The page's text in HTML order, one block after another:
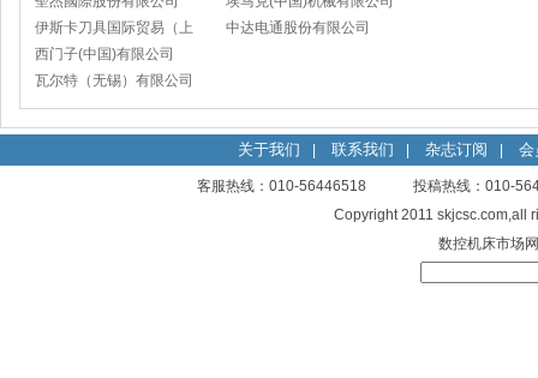
伊斯卡刀具国际贸易（上
海）有限公司
西门子(中国)有限公司
瓦尔特（无锡）有限公司
太仓分公司
中达电通股份有限公司
关于我们 联系我们 杂志订阅 会
客服热线：010-56446518 投稿热线：
Copyright 2011
数控机床市场网